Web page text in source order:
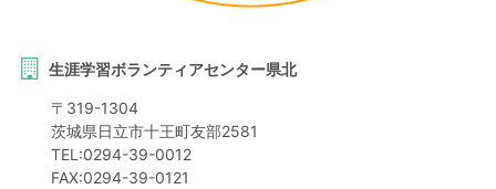
生涯学習ボランティアセンター県北
〒 319-1304
茨城県日立市十王町友部2581
TEL:0294-39-0012
FAX:0294-39-0121